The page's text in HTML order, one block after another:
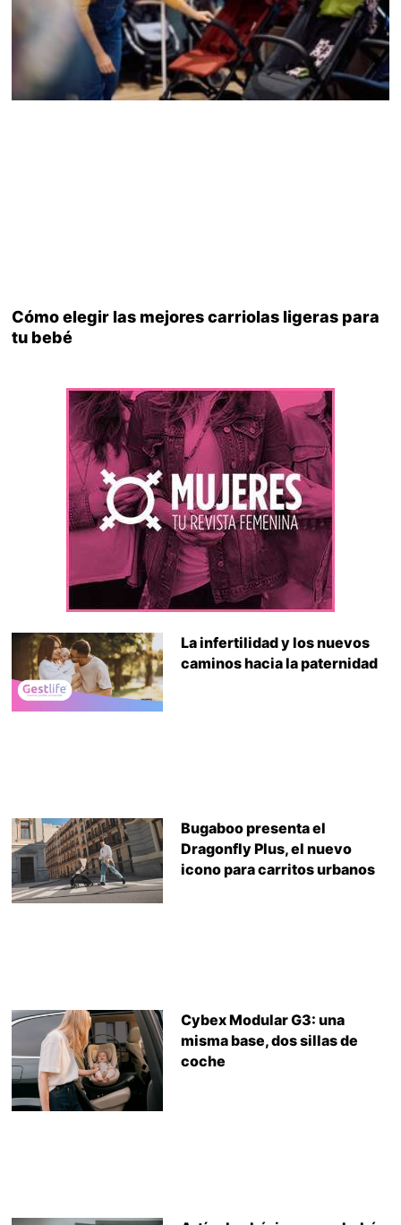
Cómo elegir las mejores carriolas ligeras para
tu bebé
La infertilidad y los nuevos
caminos hacia la paternidad
Bugaboo presenta el
Dragonfly Plus, el nuevo
icono para carritos urbanos
Cybex Modular G3: una
misma base, dos sillas de
coche